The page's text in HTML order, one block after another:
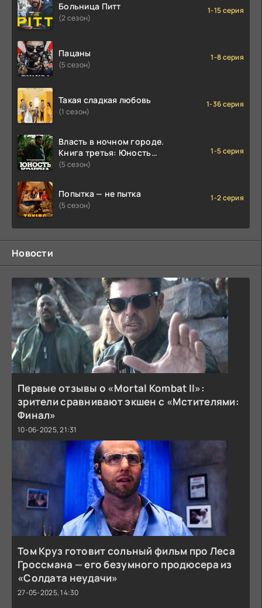
Больница Питт
(2 сезон)
1-15 серия
Пацаны
(5 сезон)
1-8 серия
Такая сладкая любовь
(1 сезон)
1-36 серия
Власть в ночном городе.
Книга третья: Юность
Кэнена
(5 сезон)
1-5 серия
Попытка — не пытка
(5 сезон)
1-2 серия
Новости
Первые отзывы о «Mortal Kombat II»:
зрители сравнивают экшен с «Мстителями:
Финал»
10-06-2025, 21:31
Том Круз готовит сольный фильм про Леса
Гроссмана — его безумного продюсера из
«Солдата неудачи»
27-05-2025, 14:30